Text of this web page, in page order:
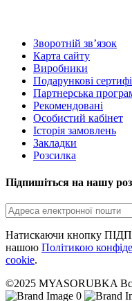
Зворотній зв’язок
Карта сайту
Виробники
Подарункові
Партнерська
Рекомендовані
Особистий кабінет
Історія замовлень
Закладки
Розсилка
Підпишіться на нашу
Натискаючи кнопку
нашою Політикою
cookie.
©2025 MYASORUBKA